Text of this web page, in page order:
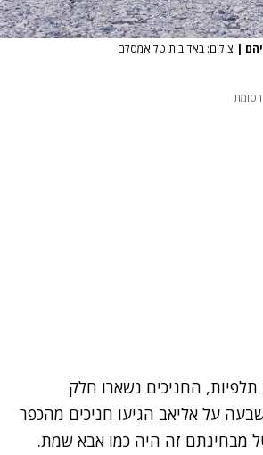
| צילום: באדיבות טל אמסלם
החניכים נשארו חלק
על אליאב הגיעו חניכים מהכפר
מבחינתם זה היה כמו אבא שמת.